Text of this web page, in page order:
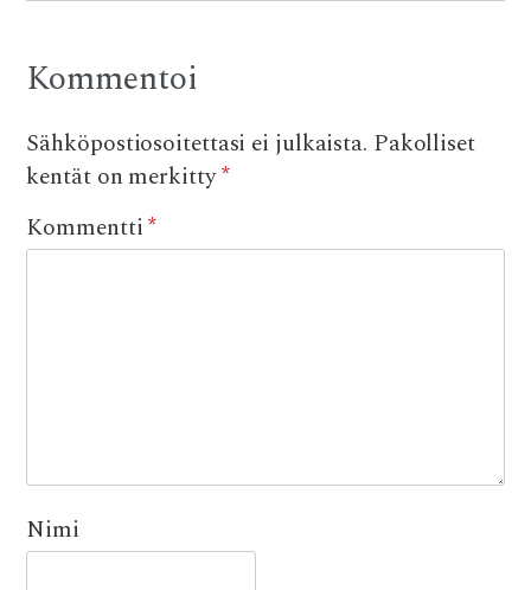
Kommentoi
Sähköpostiosoitettasi ei julkaista. Pakolliset
kentät on merkitty*
Kommentti*
Nimi